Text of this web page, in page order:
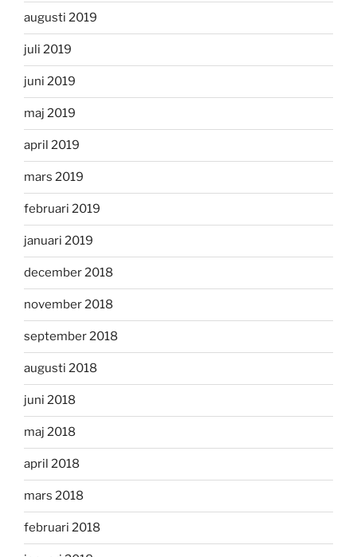
augusti 2019
juli 2019
juni 2019
maj 2019
april 2019
mars 2019
februari 2019
januari 2019
december 2018
november 2018
september 2018
augusti 2018
juni 2018
maj 2018
april 2018
mars 2018
februari 2018